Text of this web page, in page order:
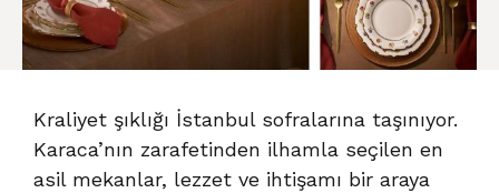
Kraliyet şıklığı İstanbul sofralarına taşınıyor.
Karaca’nın zarafetinden ilhamla seçilen en
asil mekanlar, lezzet ve ihtişamı bir araya